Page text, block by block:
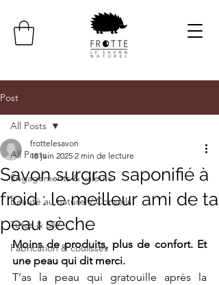
Post
All Posts
Engagements & valeurs
Beauté au naturel / Conseils
Tutos & DIY
Fabrication & coulisses
All Posts
Savon surgras saponifié à
froid : le meilleur ami de ta
peau sèche
frottelesavon
18 juin 2025 2 min de lecture
Moins de produits, plus de confort. Et
une peau qui dit merci.
T’as la peau qui gratouille après la